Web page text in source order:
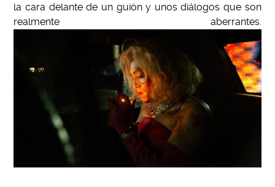
la cara delante de un guión y unos diálogos que son
realmente aberrantes.